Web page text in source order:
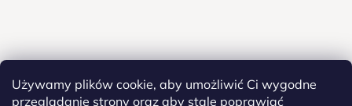
Używamy plików cookie, aby umożliwić Ci wygodne
przeglądanie strony oraz aby stale poprawiać